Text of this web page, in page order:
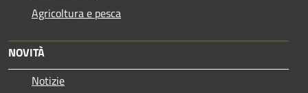
Agricoltura e pesca
NOVITÀ
Notizie